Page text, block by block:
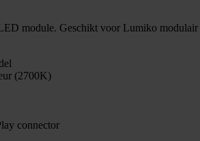
module. Geschikt voor Lumiko modulair
(2700K)
connector